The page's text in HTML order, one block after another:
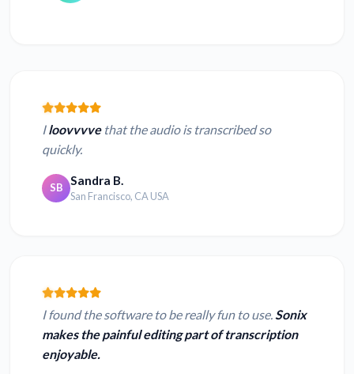
Iloovvvvethat the audio is transcribed so
quickly.
SB Sandra B.
San Francisco, CA USA
I found the software to be really fun to use.Sonix
makes the painful editing part of transcription
enjoyable.